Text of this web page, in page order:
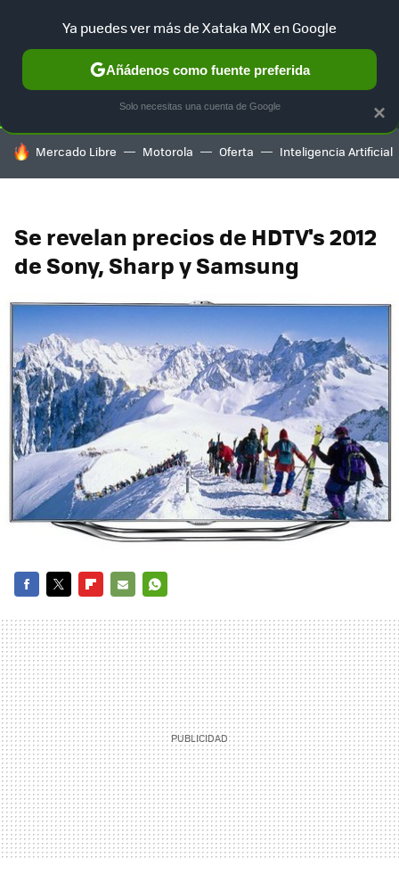
SELECCIÓN GAMING HOME AUTO TERRITORIO
HOY SE HABLA DE
Mercado Libre Motorola Oferta Inteligencia Artificial
Se revelan precios de HDTV's 2012
de Sony, Sharp y Samsung
MAIL
×
Ya puedes ver más de Xataka MX en Google
Añádenos como fuente preferida
Solo necesitas una cuenta de Google